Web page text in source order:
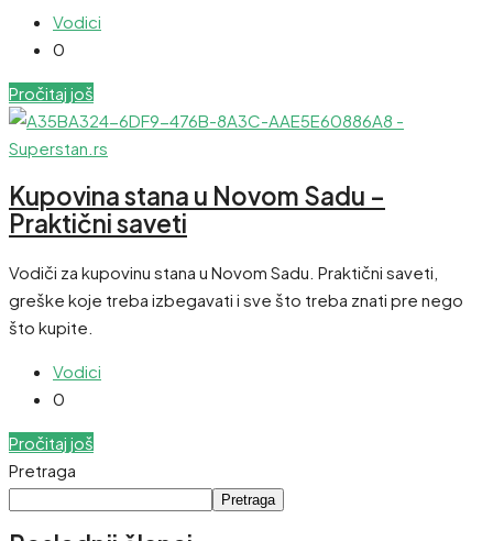
Vodici
0
Pročitaj još
Kupovina stana u Novom Sadu –
Praktični saveti
Vodiči za kupovinu stana u Novom Sadu. Praktični saveti,
greške koje treba izbegavati i sve što treba znati pre nego
što kupite.
Vodici
0
Pročitaj još
Pretraga
Pretraga